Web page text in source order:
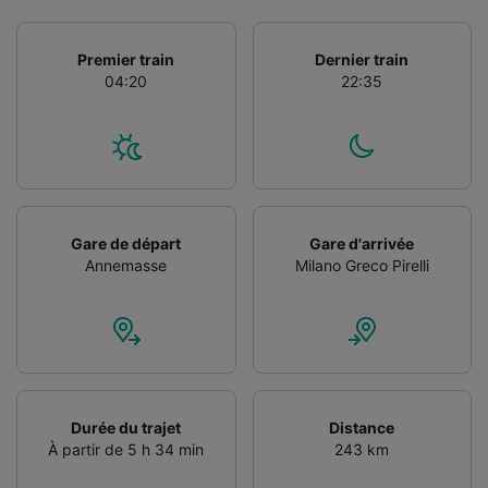
Premier train
04:20
Dernier train
22:35
Gare de départ
Annemasse
Gare d'arrivée
Milano Greco Pirelli
Durée du trajet
À partir de 5 h 34 min
Distance
243 km